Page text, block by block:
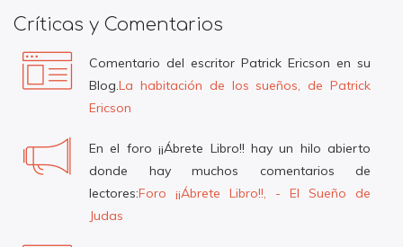
Críticas y Comentarios
Comentario del escritor Patrick Ericson en su
Blog.La habitación de los sueños, de Patrick
Ericson
En el foro ¡¡Ábrete Libro!! hay un hilo abierto
donde hay muchos comentarios de
lectores:Foro ¡¡Ábrete Libro!!, - El Sueño de
Judas